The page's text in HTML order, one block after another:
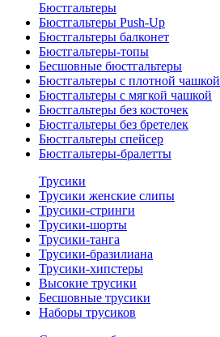
Бюстгальтеры
Бюстгальтеры Push-Up
Бюстгальтеры балконет
Бюстгальтеры-топы
Бесшовные бюстгальтеры
Бюстгальтеры с плотной чашкой
Бюстгальтеры с мягкой чашкой
Бюстгальтеры без косточек
Бюстгальтеры без бретелек
Бюстгальтеры спейсер
Бюстгальтеры-бралетты
Трусики
Трусики женские слипы
Трусики-стринги
Трусики-шорты
Трусики-танга
Трусики-бразилиана
Трусики-хипстеры
Высокие трусики
Бесшовные трусики
Наборы трусиков